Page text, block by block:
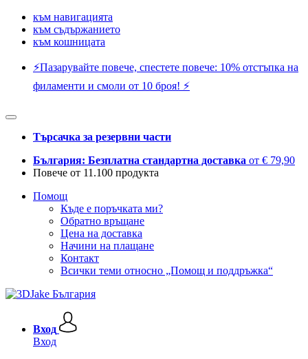
към навигацията
към съдържанието
към кошницата
⚡️Пазарувайте повече, спестете повече: 10% отстъпка на
филаменти и смоли от 10 броя! ⚡️
Търсачка за резервни части
България: Безплатна стандартна доставка от € 79,90
Повече от 11.100 продукта
Помощ
Къде е поръчката ми?
Обратно връщане
Цена на доставка
Начини на плащане
Контакт
Всички теми относно „Помощ и поддръжка“
Вход
Вход